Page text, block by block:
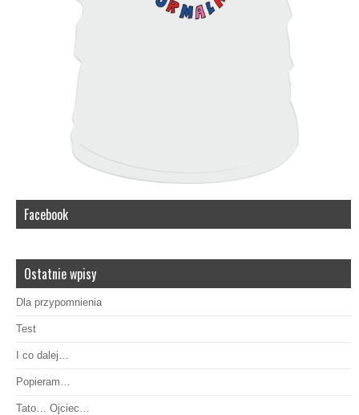
Facebook
Ostatnie wpisy
Dla przypomnienia
Test
I co dalej…
Popieram…
Tato… Ojciec…